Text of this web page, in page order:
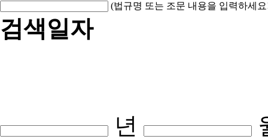
(법규명 또는 조문 내용을 입력하세
검색일자
년